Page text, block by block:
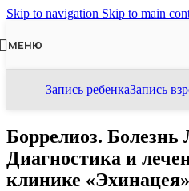
Skip to navigation Skip to main
МЕНЮ
Запись ребенкаЗапись
Боррелиоз. Болезнь
Диагностика и
клинике «Эхинацея»